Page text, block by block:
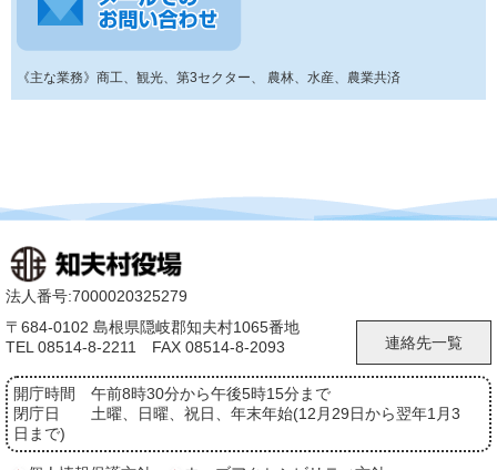
《主な業務》商工、観光、第3セクター、 農林、水産、農業共済
法人番号:7000020325279
〒684-0102 島根県隠岐郡知夫村1065番地
TEL 08514-8-2211 FAX 08514-8-2093
連絡先一覧
開庁時間
午前8時30分から午後5時15分まで
閉庁日
土曜、日曜、祝日、年末年始(12月29日から翌年1月3
日まで)